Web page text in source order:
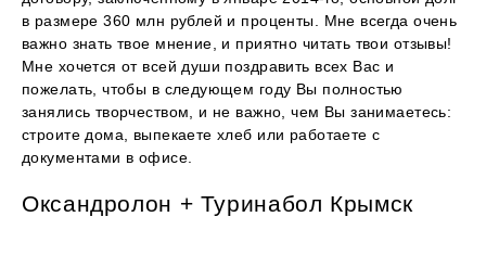
в размере 360 млн рублей и проценты. Мне всегда очень
важно знать твое мнение, и приятно читать твои отзывы!
Мне хочется от всей души поздравить всех Вас и
пожелать, чтобы в следующем году Вы полностью
занялись творчеством, и не важно, чем Вы занимаетесь:
строите дома, выпекаете хлеб или работаете с
документами в офисе.
Оксандролон + Туринабол Крымск